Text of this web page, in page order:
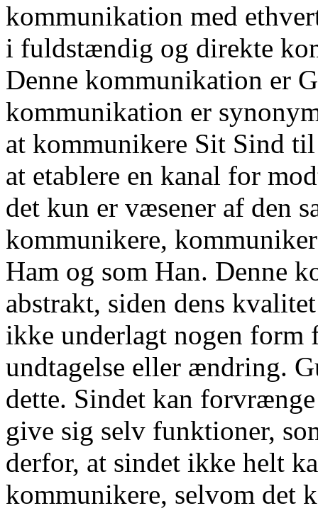
kommunikation med
i fuldstændig og direkte
Denne kommunikation er
kommunikation er
at kommunikere Sit Sind
at etablere en kanal for
det kun er væsener af den
kommunikere,
Ham og som Han. Denne
abstrakt, siden dens
ikke underlagt nogen form
undtagelse eller ændring.
dette. Sindet kan
give sig selv funktioner,
derfor, at sindet ikke helt
kommunikere, selvom det